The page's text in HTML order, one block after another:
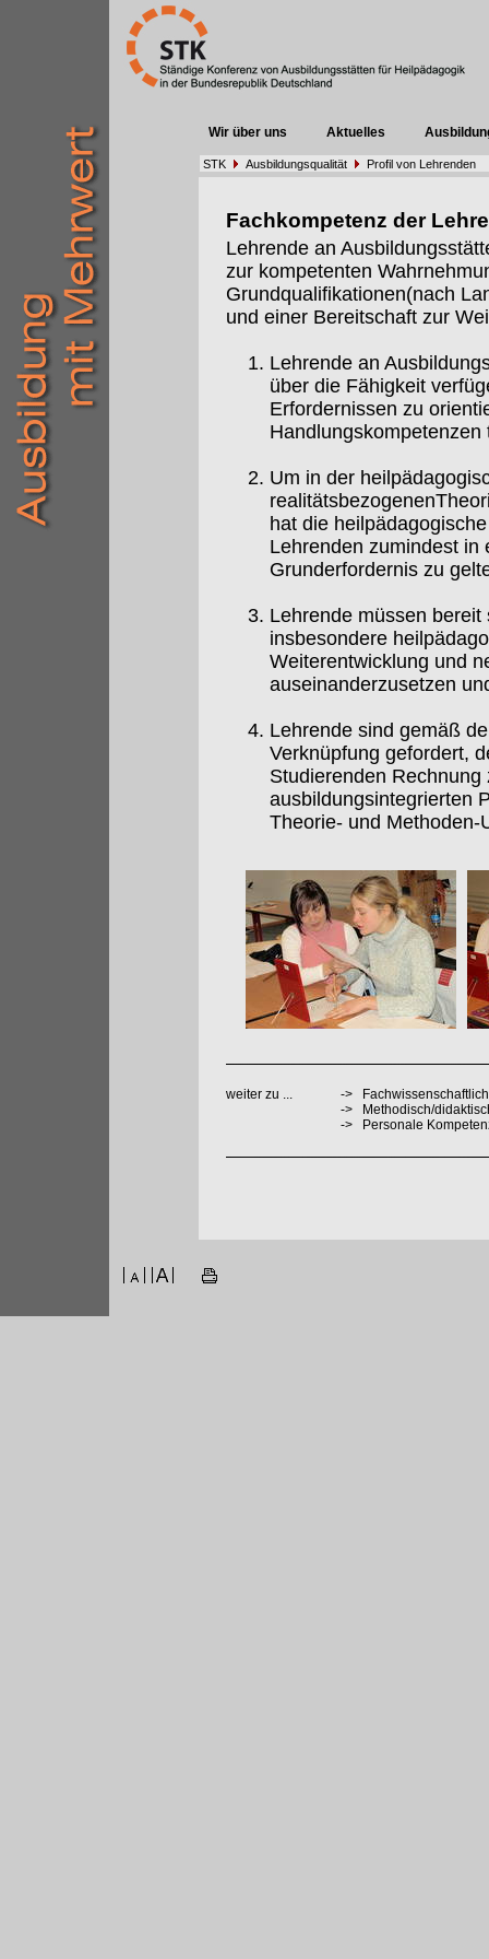
Wir über uns Aktuelles
STK Ausbildungsqualität Profil von Lehrenden
Fachkompetenz der
Lehrende an
zur kompetenten
Grundqualifikationen(nach
und einer Bereitschaft zur
Lehrende an
über die Fähigkeit
Erfordernissen zu
Um in der
hat die
Lehrenden zumindest in
Grunderfordernis zu
Lehrende müssen
insbesondere
Weiterentwicklung und
auseinanderzusetzen
Lehrende sind gemäß
Verknüpfung gefordert,
Studierenden
ausbildungsintegrierten
Theorie- und Methoden-
weiter zu ... ->
->
Methodisch/
->
Personale